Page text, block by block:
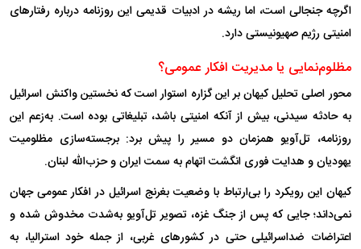
اگرچه جنجالی است، اما ریشه در ادبیات قدیمی این روزنامه درباره رفتار‌های
امنیتی رژیم صهیونیستی دارد.
مظلوم‌نمایی یا مدیریت افکار عمومی؟
محور اصلی تحلیل کیهان بر این گزاره استوار است که نخستین واکنش اسرائیل
به حادثه سیدنی، بیش از آنکه امنیتی باشد، تبلیغاتی بوده است. به‌زعم این
روزنامه، تل‌آویو همزمان دو مسیر را پیش برد: برجسته‌سازی مظلومیت
یهودیان و هدایت فوری انگشت اتهام به سمت ایران و حزب‌الله لبنان.
کیهان این رویکرد را بی‌ارتباط با وضعیت بغرنج اسرائیل در افکار عمومی جهان
نمی‌داند؛ جایی که پس از جنگ غزه، تصویر تل‌آویو به‌شدت مخدوش شده و
اعتراضات ضداسرائیلی حتی در کشور‌های غربی، از جمله خود استرالیا، به